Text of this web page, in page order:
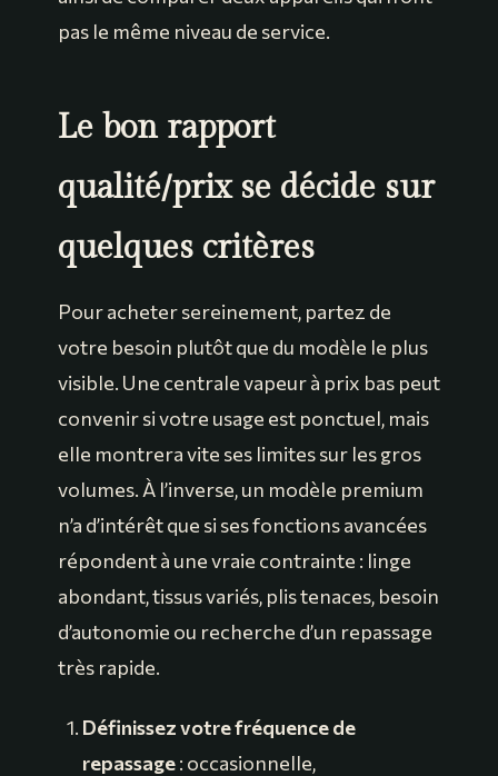
pas le même niveau de service.
Le bon rapport
qualité/prix se décide sur
quelques critères
Pour acheter sereinement, partez de
votre besoin plutôt que du modèle le plus
visible. Une centrale vapeur à prix bas peut
convenir si votre usage est ponctuel, mais
elle montrera vite ses limites sur les gros
volumes. À l’inverse, un modèle premium
n’a d’intérêt que si ses fonctions avancées
répondent à une vraie contrainte : linge
abondant, tissus variés, plis tenaces, besoin
d’autonomie ou recherche d’un repassage
très rapide.
Définissez votre fréquence de
repassage: occasionnelle,